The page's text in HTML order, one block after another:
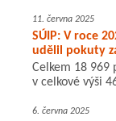
11. června 2025
SÚIP: V roce
udělil pokuty
Celkem 18 969
v celkové výši
6. června 2025